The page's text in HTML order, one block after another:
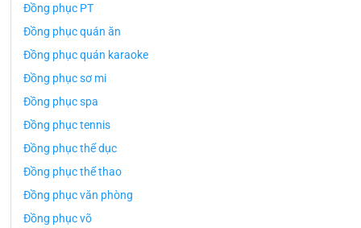
Đồng phục PT
Đồng phục quán ăn
Đồng phục quán karaoke
Đồng phục sơ mi
Đồng phục spa
Đồng phục tennis
Đồng phục thể dục
Đồng phục thể thao
Đồng phục văn phòng
Đồng phục võ